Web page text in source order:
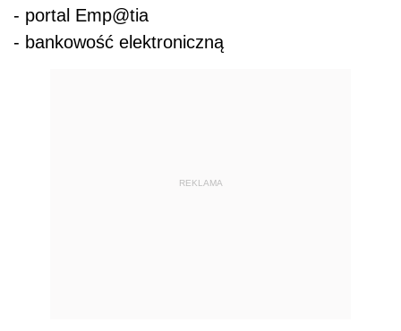
- portal Emp@tia
- bankowość elektroniczną
REKLAMA